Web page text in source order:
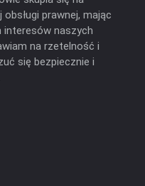
prawnej, mając
interesów naszych
na rzetelność i
się bezpiecznie i